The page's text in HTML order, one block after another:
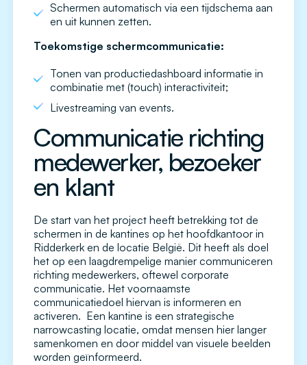
Schermen automatisch via een tijdschema aan
en uit kunnen zetten.
Toekomstige schermcommunicatie:
Tonen van productiedashboard informatie in
combinatie met (touch) interactiviteit;
Livestreaming van events.
Communicatie richting
medewerker, bezoeker
en klant
De start van het project heeft betrekking tot de
schermen in de kantines op het hoofdkantoor in
Ridderkerk en de locatie België. Dit heeft als doel
het op een laagdrempelige manier communiceren
richting medewerkers, oftewel corporate
communicatie. Het voornaamste
communicatiedoel hiervan is informeren en
activeren. Een kantine is een strategische
narrowcasting locatie, omdat mensen hier langer
samenkomen en door middel van visuele beelden
worden geïnformeerd.